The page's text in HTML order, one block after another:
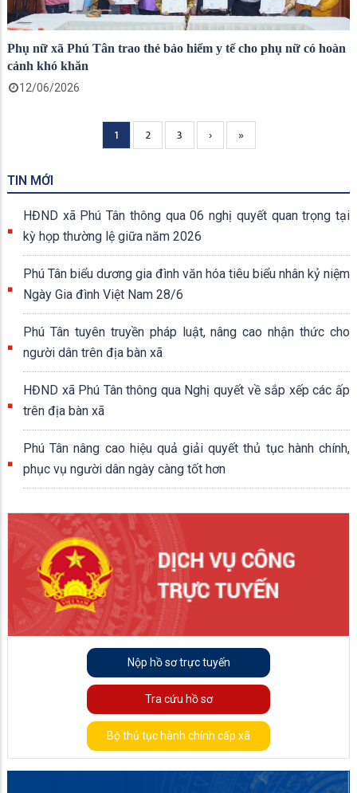
Phụ nữ xã Phú Tân trao thẻ bảo hiểm y tế cho phụ nữ có hoàn
cảnh khó khăn
12/06/2026
Current
page
1 Page
2 Page
3
Next
page
›
Trang
cuối
»
TIN MỚI
HĐND xã Phú Tân thông qua 06 nghị quyết quan trọng tại
kỳ họp thường lệ giữa năm 2026
Phú Tân biểu dương gia đình văn hóa tiêu biểu nhân kỷ niệm
Ngày Gia đình Việt Nam 28/6
Phú Tân tuyên truyền pháp luật, nâng cao nhận thức cho
người dân trên địa bàn xã
HĐND xã Phú Tân thông qua Nghị quyết về sắp xếp các ấp
trên địa bàn xã
Phú Tân nâng cao hiệu quả giải quyết thủ tục hành chính,
phục vụ người dân ngày càng tốt hơn
Nộp hồ sơ trực tuyến
Tra cứu hồ sơ
Bộ thủ tục hành chính cấp xã